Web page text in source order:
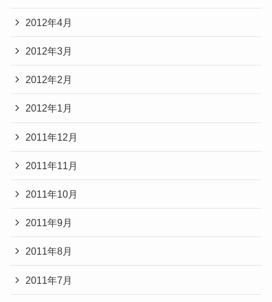
2012年4月
2012年3月
2012年2月
2012年1月
2011年12月
2011年11月
2011年10月
2011年9月
2011年8月
2011年7月